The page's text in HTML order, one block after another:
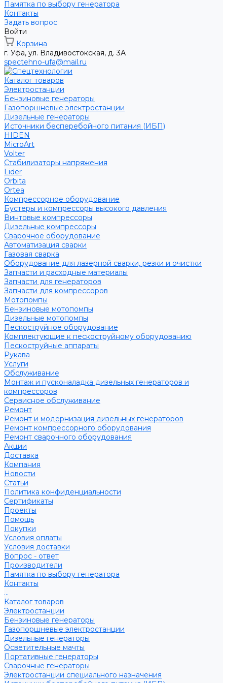
Памятка по выбору генератора
Контакты
Задать вопрос
Войти
Корзина
г. Уфа, ул. Владивостокская, д. 3А
spectehno-ufa@mail.ru
Каталог товаров
Электростанции
Бензиновые генераторы
Газопоршневые электростанции
Дизельные генераторы
Источники бесперебойного питания (ИБП)
HIDEN
MicroArt
Volter
Стабилизаторы напряжения
Lider
Orbita
Ortea
Компрессорное оборудование
Бустеры и компрессоры высокого давления
Винтовые компрессоры
Дизельные компрессоры
Сварочное оборудование
Автоматизация сварки
Газовая сварка
Оборудование для лазерной сварки, резки и очистки
Запчасти и расходные материалы
Запчасти для генераторов
Запчасти для компрессоров
Мотопомпы
Бензиновые мотопомпы
Дизельные мотопомпы
Пескоструйное оборудование
Комплектующие к пескоструйному оборудованию
Пескоструйные аппараты
Рукава
Услуги
Обслуживание
Монтаж и пусконаладка дизельных генераторов и
компрессоров
Сервисное обслуживание
Ремонт
Ремонт и модернизация дизельных генераторов
Ремонт компрессорного оборудования
Ремонт сварочного оборудования
Акции
Доставка
Компания
Новости
Статьи
Политика конфиденциальности
Сертификаты
Проекты
Помощь
Покупки
Условия оплаты
Условия доставки
Вопрос - ответ
Производители
Памятка по выбору генератора
Контакты
...
Каталог товаров
Электростанции
Бензиновые генераторы
Газопоршневые электростанции
Дизельные генераторы
Осветительные мачты
Портативные генераторы
Сварочные генераторы
Электростанции специального назначения